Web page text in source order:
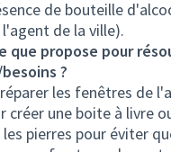
de bouteille
de la ville).
que propose pour
?
les fenêtres de
créer une boite à livre
pierres pour éviter